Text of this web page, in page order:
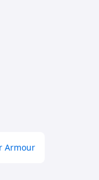
Armour